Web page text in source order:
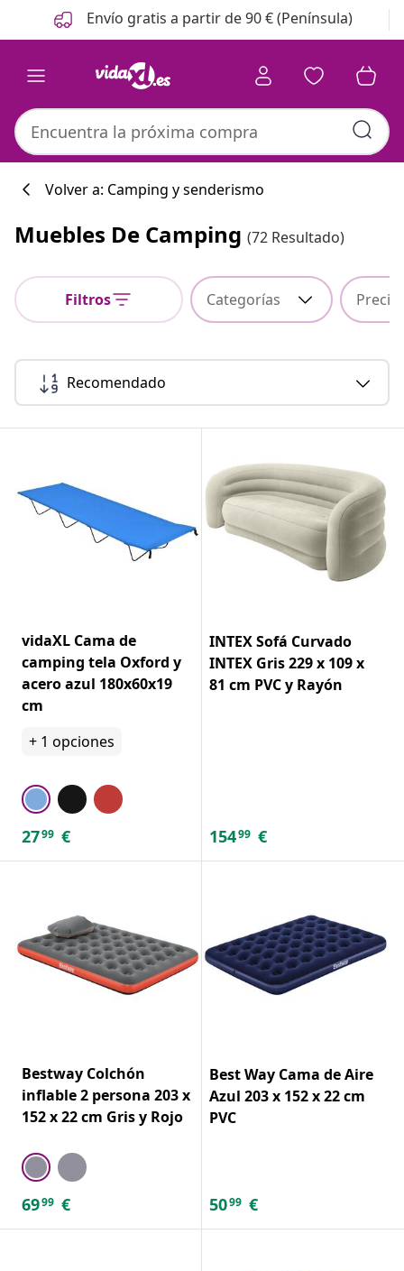
Anterior
Siguiente Envío gratis a partir de 90 € (Península)
Colección de
Volver a: Camping y senderismo
Muebles De Camping (72 Resultado)
Filtros Categorías Precio
Recomendado
vidaXL Cama de
camping tela Oxford y
acero azul 180x60x19
cm
+ 1 opciones
2799 €
INTEX Sofá Curvado
INTEX Gris 229 x 109 x
81 cm PVC y Rayón
15499 €
Bestway Colchón
inflable 2 persona 203 x
152 x 22 cm Gris y Rojo
6999 €
Best Way Cama de Aire
Azul 203 x 152 x 22 cm
PVC
5099 €